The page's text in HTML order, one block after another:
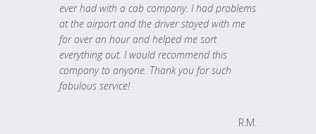
ever had with a cab company. I had problems
at the airport and the driver stayed with me
for over an hour and helped me sort
everything out. I would recommend this
company to anyone. Thank you for such
fabulous service!
R.M.